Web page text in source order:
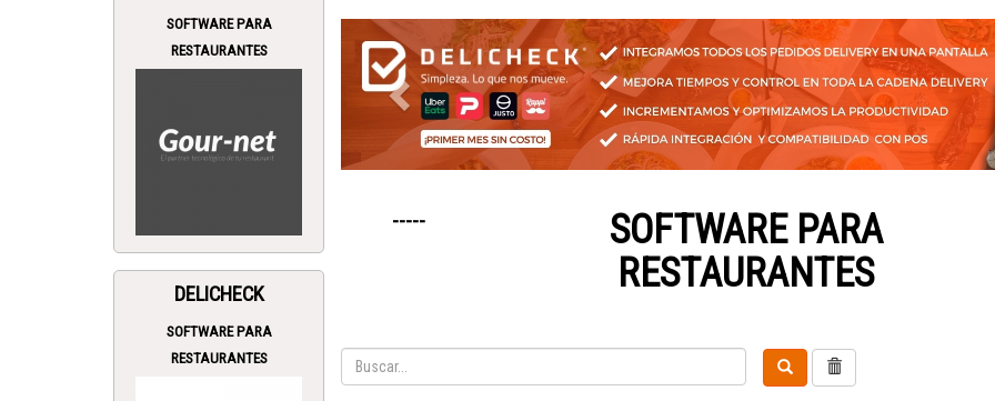
SOFTWARE PARA
RESTAURANTES
DELICHECK
SOFTWARE PARA
RESTAURANTES
Previous
-----
SOFTWARE PARA
RESTAURANTES